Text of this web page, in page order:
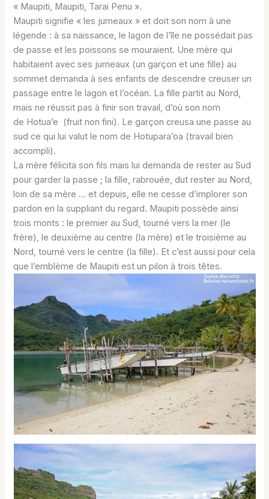
« Maupiti, Maupiti, Tarai Penu ».
Maupiti signifie « les jumeaux » et doit son nom à une
légende : à sa naissance, le lagon de l’île ne possédait pas
de passe et les poissons se mouraient. Une mère qui
habitaient avec ses jumeaux (un garçon et une fille) au
sommet demanda à ses enfants de descendre creuser un
passage entre le lagon et l’océan. La fille partit au Nord,
mais ne réussit pas à finir son travail, d’où son nom
de Hotua’e (fruit non fini). Le garçon creusa une passe au
sud ce qui lui valut le nom de Hotupara’oa (travail bien
accompli).
La mère félicita son fils mais lui demanda de rester au Sud
pour garder la passe ; la fille, rabrouée, dut rester au Nord,
loin de sa mère … et depuis, elle ne cesse d’implorer son
pardon en la suppliant du regard. Maupiti possède ainsi
trois monts : le premier au Sud, tourné vers la mer (le
frère), le deuxième au centre (la mère) et le troisième au
Nord, tourné vers le centre (la fille). Et c’est aussi pour cela
que l’emblème de Maupiti est un pilon à trois têtes.